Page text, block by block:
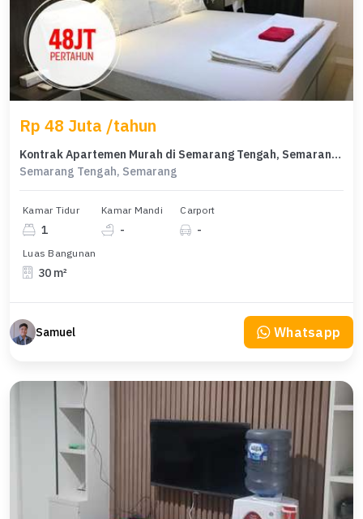
Rp 48 Juta /tahun
Kontrak Apartemen Murah di Semarang Tengah, Semarang, 1 KT
Semarang Tengah, Semarang
Kamar Tidur
1
Kamar Mandi
-
Carport
-
Luas Bangunan
30 m²
Samuel Whatsapp